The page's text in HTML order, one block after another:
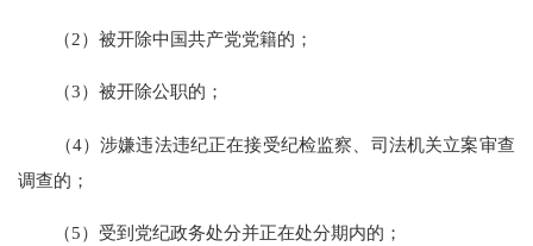
（2）被开除中国共产党党籍的；
（3）被开除公职的；
（4）涉嫌违法违纪正在接受纪检监察、司法机关立案审查
调查的；
（5）受到党纪政务处分并正在处分期内的；